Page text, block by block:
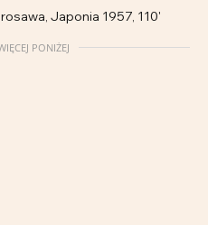
Japonia 1957, 110'
PONIŻEJ